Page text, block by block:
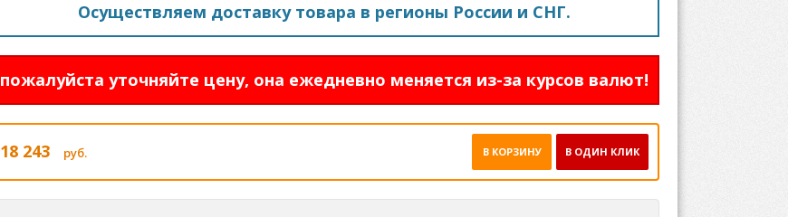
Осуществляем доставку товара в регионы России и СНГ.
пожалуйста уточняйте цену, она ежедневно меняется из-за курсов валют!
18 243 руб. В ОДИН КЛИК
В КОРЗИНУ